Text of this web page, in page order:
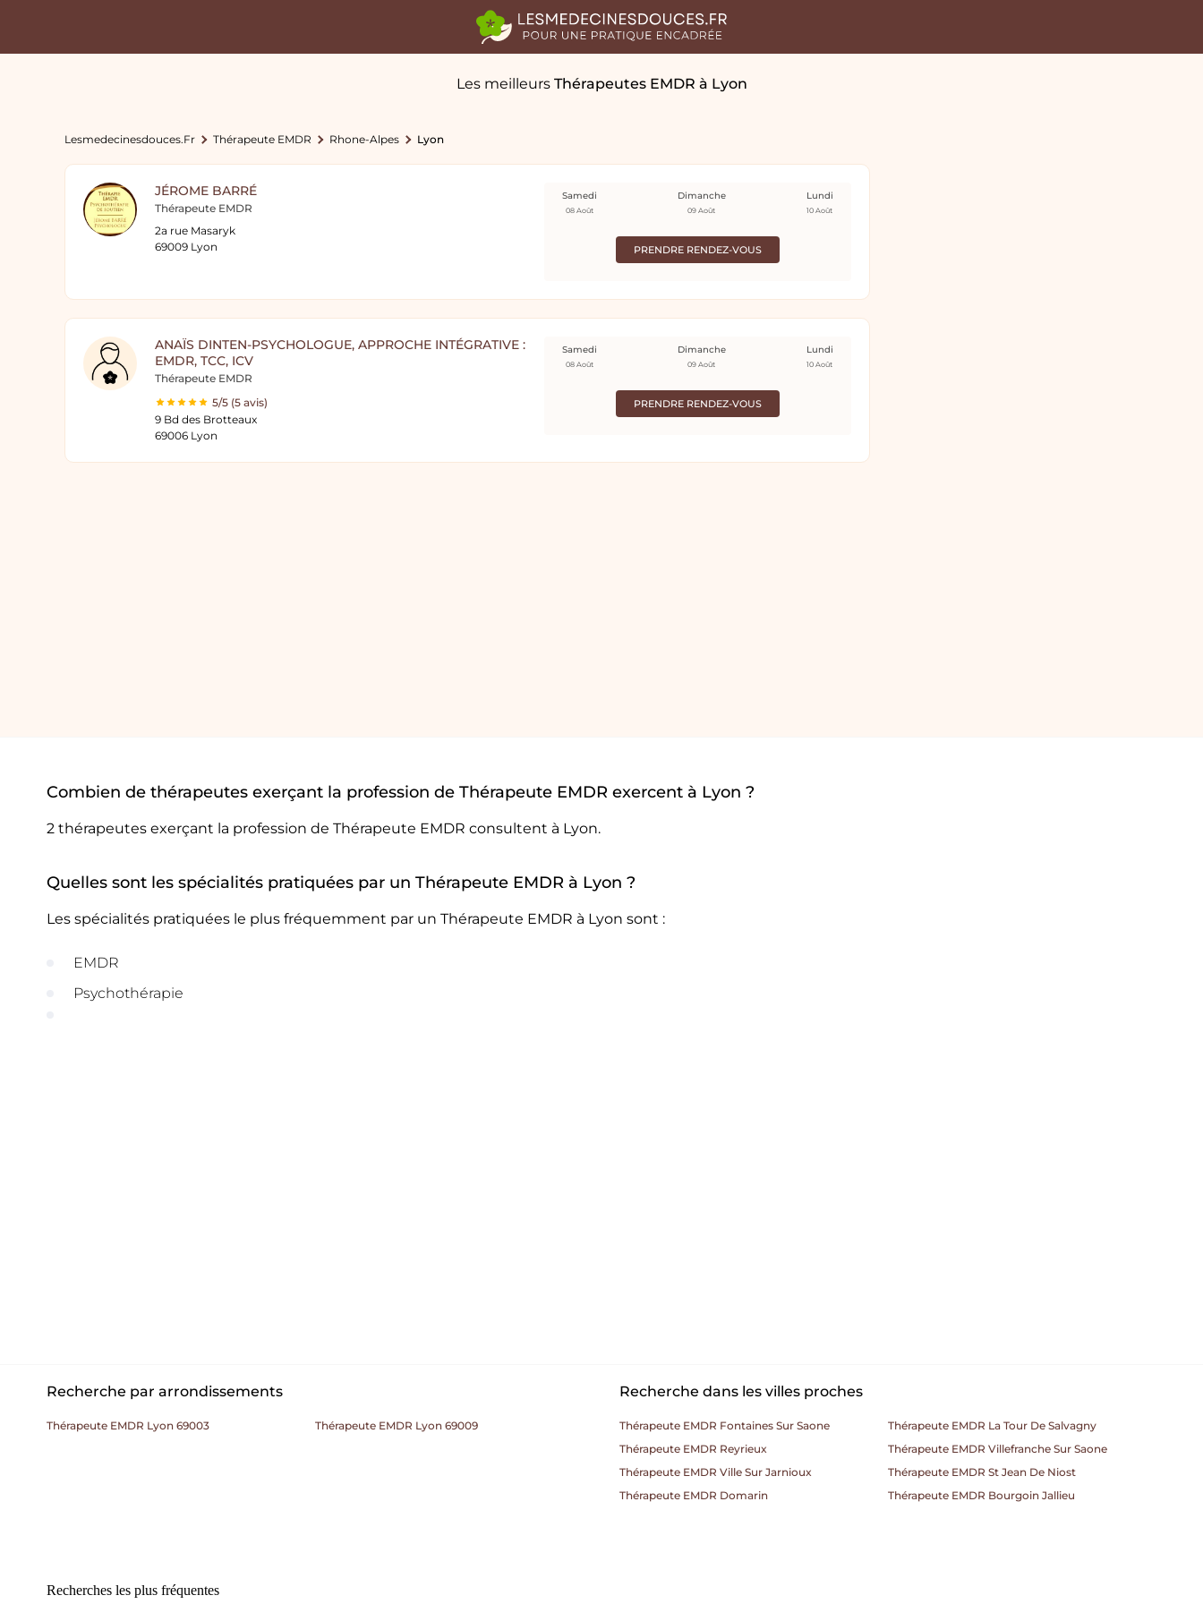
Les meilleurs Thérapeutes EMDR à Lyon
Lesmedecinesdouces.fr Thérapeute EMDR Rhone-Alpes Lyon
JÉROME BARRÉ
Thérapeute EMDR
2a rue Masaryk
69009 Lyon
PRENDRE RENDEZ-VOUS
Samedi
08 Août
Dimanche
09 Août
Lundi
10 Août
ANAÏS DINTEN-PSYCHOLOGUE, APPROCHE INTÉGRATIVE :
EMDR, TCC, ICV
Thérapeute EMDR
5/5 (5 avis)
9 Bd des Brotteaux
69006 Lyon
PRENDRE RENDEZ-VOUS
Samedi
08 Août
Dimanche
09 Août
Lundi
10 Août
Combien de thérapeutes exerçant la profession de Thérapeute EMDR exercent à Lyon ?
2 thérapeutes exerçant la profession de Thérapeute EMDR consultent à Lyon.
Quelles sont les spécialités pratiquées par un Thérapeute EMDR à Lyon ?
Les spécialités pratiquées le plus fréquemment par un Thérapeute EMDR à Lyon sont :
EMDR
Psychothérapie
Recherche par arrondissements
Thérapeute EMDR Lyon 69003 Thérapeute EMDR Lyon 69009
Recherche dans les villes proches
Thérapeute EMDR Fontaines Sur Saone
Thérapeute EMDR La Tour De Salvagny
Thérapeute EMDR Reyrieux
Thérapeute EMDR Villefranche Sur Saone
Thérapeute EMDR Ville Sur Jarnioux
Thérapeute EMDR St Jean De Niost
Thérapeute EMDR Domarin
Thérapeute EMDR Bourgoin Jallieu
Recherches les plus fréquentes